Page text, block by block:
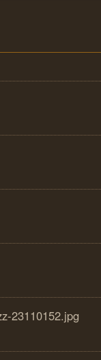
23110152.jpg